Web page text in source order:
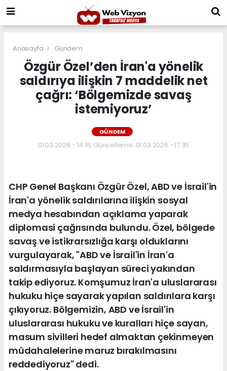
Anasayfa Gündem
Özgür Özel’den İran'a yönelik
saldırıya ilişkin 7 maddelik net
çağrı: ‘Bölgemizde savaş
istemiyoruz’
GÜNDEM
01.03.2026 - 14:16, Güncelleme: 01.03.2026 - 17:35
CHP Genel Başkanı Özgür Özel, ABD ve İsrail'in
İran'a yönelik saldırılarına ilişkin sosyal
medya hesabından açıklama yaparak
diplomasi çağrısında bulundu. Özel, bölgede
savaş ve istikrarsızlığa karşı olduklarını
vurgulayarak, "ABD ve İsrail'in İran'a
saldırmasıyla başlayan süreci yakından
takip ediyoruz. Komşumuz İran'a uluslararası
hukuku hiçe sayarak yapılan saldırılara karşı
çıkıyoruz. Bölgemizin, ABD ve İsrail'in
uluslararası hukuku ve kuralları hiçe sayan,
masum sivilleri hedef almaktan çekinmeyen
müdahalelerine maruz bırakılmasını
reddediyoruz" dedi.